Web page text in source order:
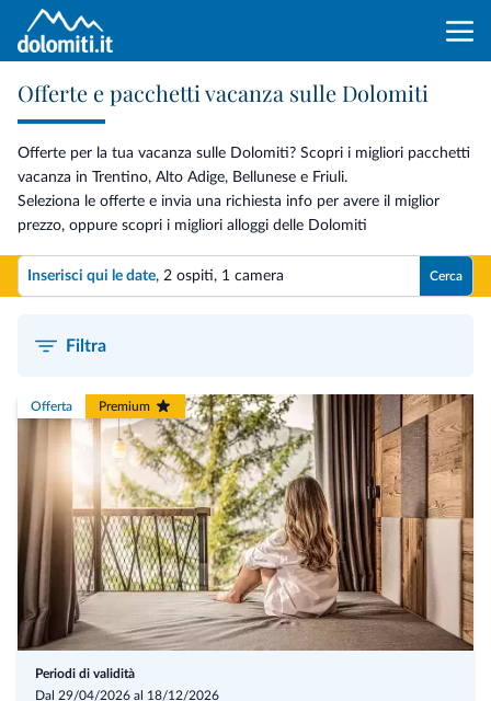
Offerte e pacchetti vacanza sulle Dolomiti
Offerte per la tua vacanza sulle Dolomiti? Scopri i migliori pacchetti
vacanza in Trentino, Alto Adige, Bellunese e Friuli.
Seleziona le offerte e invia una richiesta info per avere il miglior
prezzo, oppure scopri i migliori alloggi delle Dolomiti
Inserisci qui le date, 2 ospiti, 1 camera Cerca
Filtra
Offerta Premium
Periodi di validità
Dal 29/04/2026 al 18/12/2026